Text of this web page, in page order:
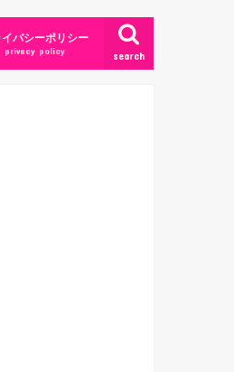
search
イバシーポリシー
privacy policy